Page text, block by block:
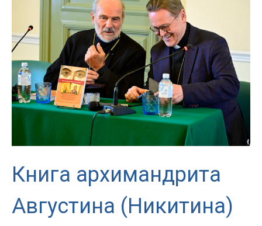
Книга архимандрита
Августина (Никитина)